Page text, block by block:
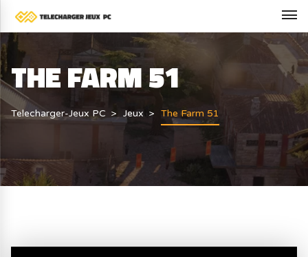
THE FARM 51
Telecharger-Jeux PC Jeux The Farm 51